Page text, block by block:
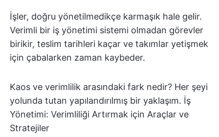
İşler, doğru yönetilmedikçe karmaşık hale gelir.
Verimli bir iş yönetimi sistemi olmadan görevler
birikir, teslim tarihleri kaçar ve takımlar yetişmek
için çabalarken zaman kaybeder.
Kaos ve verimlilik arasındaki fark nedir? Her şeyi
yolunda tutan yapılandırılmış bir yaklaşım. İş
Yönetimi: Verimliliği Artırmak için Araçlar ve
Stratejiler